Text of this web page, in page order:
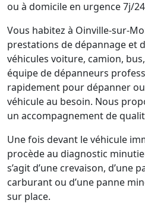
ou à domicile en urgence 7j/
Vous habitez à Oinville-sur-
prestations de dépannage et
véhicules voiture, camion,
équipe de dépanneurs
rapidement pour dépanner
véhicule au besoin. Nous
un accompagnement de
Une fois devant le véhicule
procède au diagnostic
s’agit d’une crevaison, d’une
carburant ou d’une panne
sur place.